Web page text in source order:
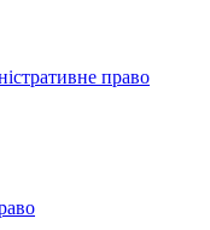
право